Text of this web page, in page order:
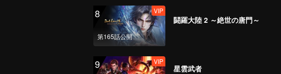
8
第165話公開
VIP
闘羅大陸 2 ～絶世の唐門～
9 VIP
星雲武者